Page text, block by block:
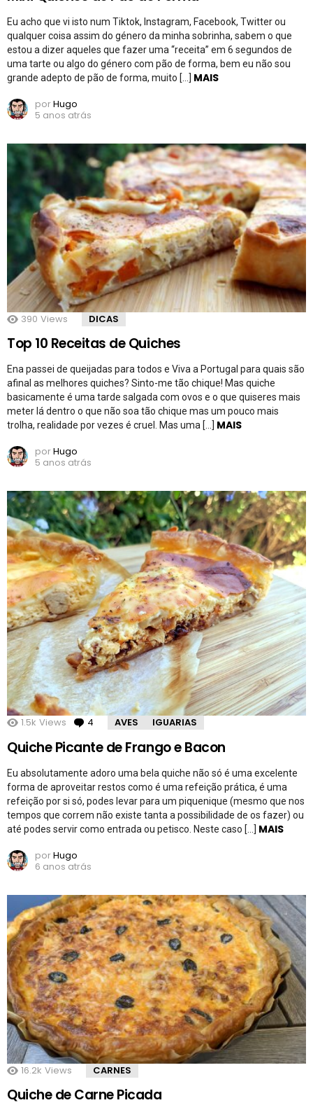
Eu acho que vi isto num Tiktok, Instagram, Facebook, Twitter ou
qualquer coisa assim do género da minha sobrinha, sabem o que
estou a dizer aqueles que fazer uma “receita” em 6 segundos de
uma tarte ou algo do género com pão de forma, bem eu não sou
grande adepto de pão de forma, muito […] MAIS
porHugo
5 anos atrás
390 Views DICAS
Top 10 Receitas de Quiches
Ena passei de queijadas para todos e Viva a Portugal para quais são
afinal as melhores quiches? Sinto-me tão chique! Mas quiche
basicamente é uma tarde salgada com ovos e o que quiseres mais
meter lá dentro o que não soa tão chique mas um pouco mais
trolha, realidade por vezes é cruel. Mas uma […] MAIS
porHugo
5 anos atrás
1.5k Views 4 Comentários
AVES IGUARIAS
Quiche Picante de Frango e Bacon
Eu absolutamente adoro uma bela quiche não só é uma excelente
forma de aproveitar restos como é uma refeição prática, é uma
refeição por si só, podes levar para um piquenique (mesmo que nos
tempos que correm não existe tanta a possibilidade de os fazer) ou
até podes servir como entrada ou petisco. Neste caso […] MAIS
porHugo
6 anos atrás
16.2k Views CARNES
Quiche de Carne Picada